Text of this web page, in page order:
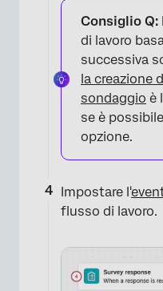
Consiglio Q:
di lavoro
successiva
la creazione
sondaggio è
se è
opzione.
Impostare l'
flusso di lavoro.